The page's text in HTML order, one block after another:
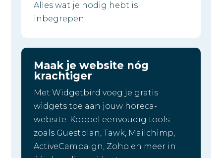
Alles wat je nodig hebt is
inbegrepen.
Maak je website nóg
krachtiger
Met Widgetbird voeg je gratis
widgets toe aan jouw horeca-
website. Koppel eenvoudig tools
zoals Guestplan, Tawk, Mailchimp,
ActiveCampaign, Zoho en meer in